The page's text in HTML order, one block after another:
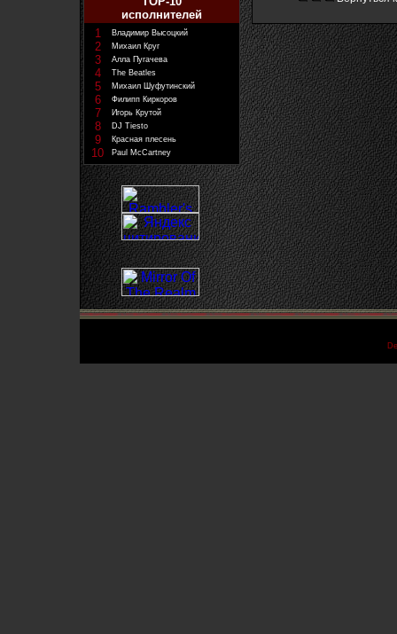
исполнителей
1
Владимир Высоцкий
2 Михаил Круг
3 Алла Пугачева
4 The Beatles
5 Михаил Шуфутинский
6 Филипп Киркоров
7 Игорь Крутой
8 DJ Tiesto
9 Красная плесень
10 Paul McCartney